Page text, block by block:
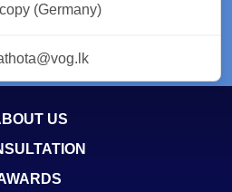
(Germany)
US